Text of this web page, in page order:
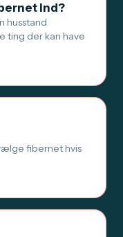
ind?
husstand
ting der kan have
fibernet hvis